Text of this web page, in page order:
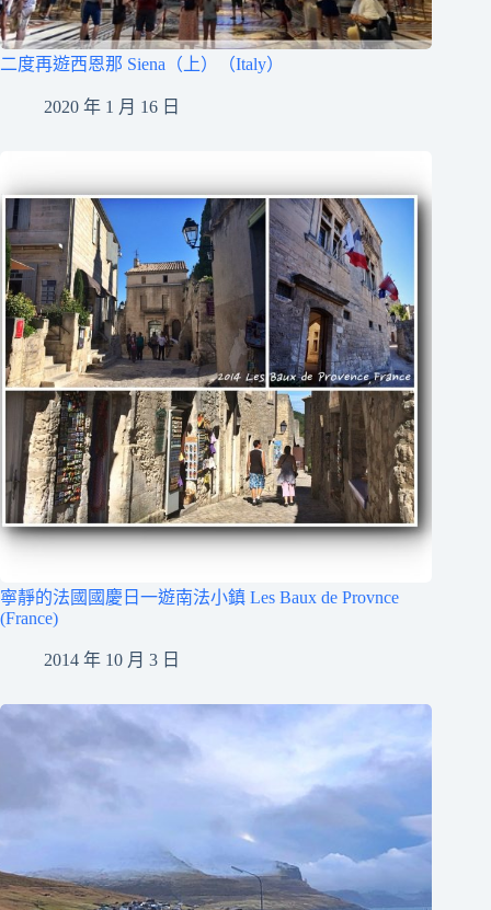
二度再遊西恩那 Siena（上）（Italy）
2020 年 1 月 16 日
寧靜的法國國慶日一遊南法小鎮 Les Baux de Provnce
(France)
2014 年 10 月 3 日